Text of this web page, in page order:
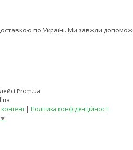
по Україні. Ми завжди
Prom.ua
| Політика конфіденційності
▼